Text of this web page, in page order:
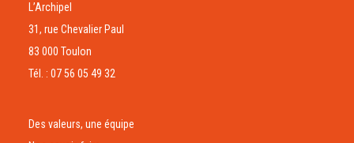
L’Archipel
31, rue Chevalier Paul
83 000 Toulon
Tél. : 07 56 05 49 32
Des valeurs, une équipe